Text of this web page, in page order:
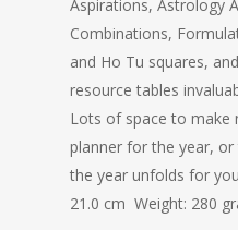
Aspirations, Astrology
Combinations,
and Ho Tu squares,
resource tables
Lots of space to make
planner for the year,
the year unfolds for
21.0 cm Weight: 280